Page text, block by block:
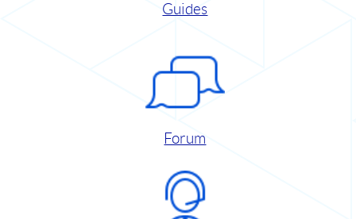
Guides
Forum